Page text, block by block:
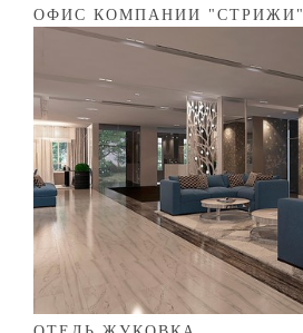
ОФИС КОМПАНИИ "СТРИЖИ"